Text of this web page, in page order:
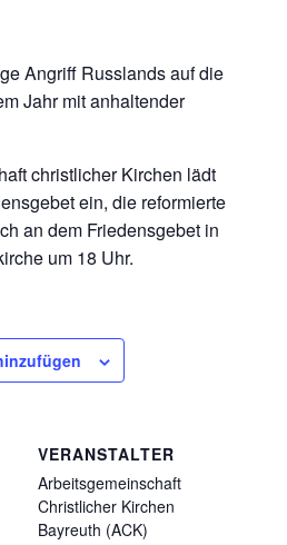
Angriff Russlands auf die
Jahr mit anhaltender
christlicher Kirchen lädt
ein, die reformierte
an dem Friedensgebet in
um 18 Uhr.
VERANSTALTER
Arbeitsgemeinschaft
Christlicher Kirchen
Bayreuth (ACK)